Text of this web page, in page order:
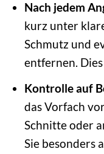
Nach jedem
kurz unter
Schmutz und
entfernen.
Kontrolle auf
das Vorfach
Schnitte oder
Sie besonders